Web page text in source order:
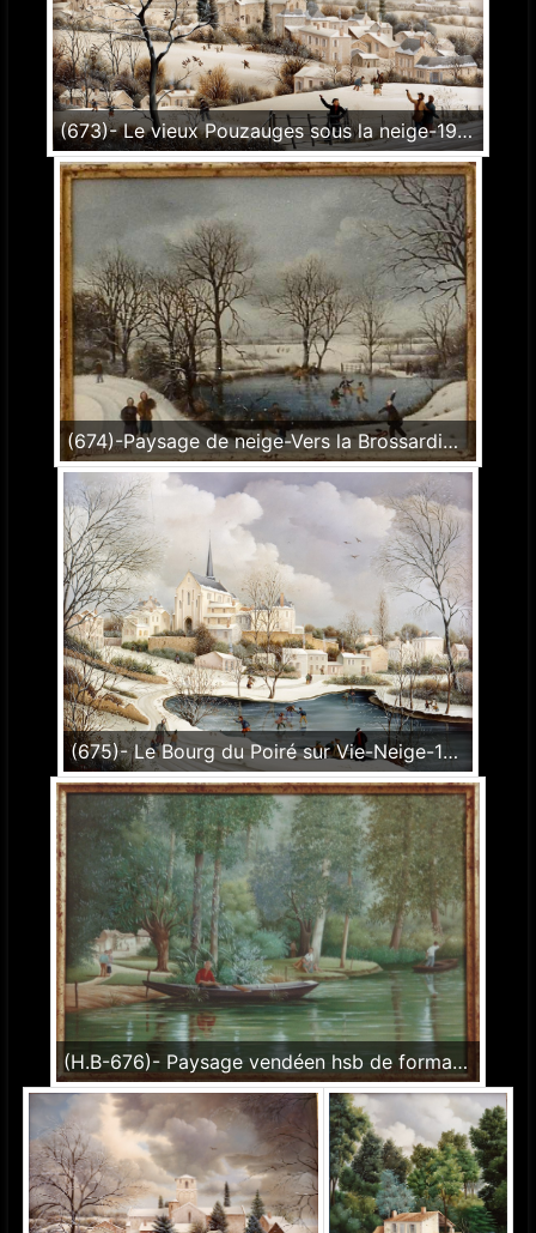
(673)- Le vieux Pouzauges sous la neige-1990-hsb 33x46 cm.
(674)-Paysage de neige-Vers la Brossardière-1990-hsb 19x27 cm.-1
(675)- Le Bourg du Poiré sur Vie-Neige-1990-hsb 50x65 cm.
(H.B-676)- Paysage vendéen hsb de format 19×27, daté 1990. Signé en bas à droite.